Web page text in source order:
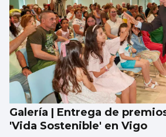
Galería | Entrega de
'Vida Sostenible' en Vigo